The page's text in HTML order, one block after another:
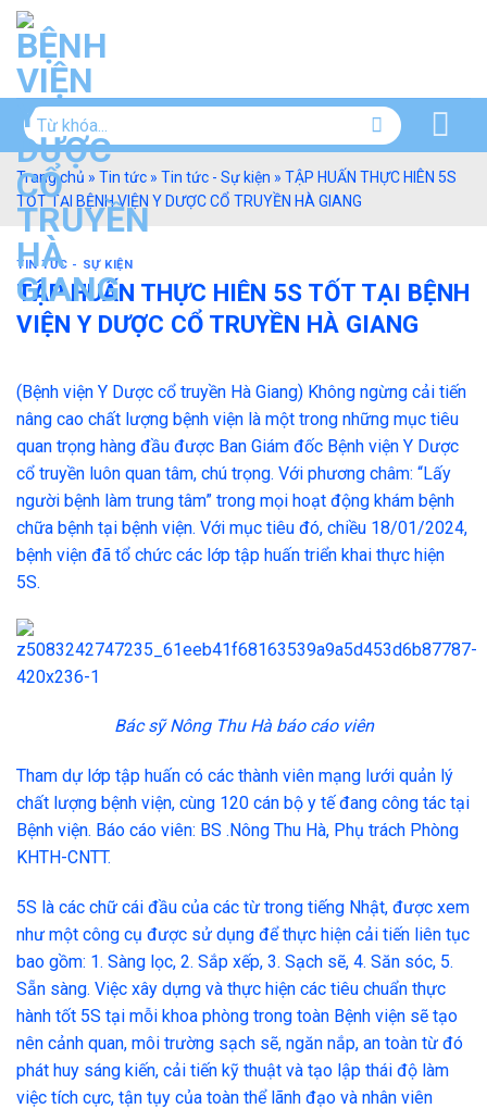
Skip
content
Trang chủ » Tin tức » Tin tức - Sự kiện » TẬP HUẤN THỰC HIÊN 5S
TỐT TẠI BỆNH VIỆN Y DƯỢC CỔ TRUYỀN HÀ GIANG
TIN TỨC - SỰ KIỆN
TẬP HUẤN THỰC HIÊN 5S TỐT TẠI BỆNH
VIỆN Y DƯỢC CỔ TRUYỀN HÀ GIANG
(Bệnh viện Y Dược cổ truyền Hà Giang) Không ngừng cải tiến
nâng cao chất lượng bệnh viện là một trong những mục tiêu
quan trọng hàng đầu được Ban Giám đốc Bệnh viện Y Dược
cổ truyền luôn quan tâm, chú trọng. Với phương châm: “Lấy
người bệnh làm trung tâm” trong mọi hoạt động khám bệnh
chữa bệnh tại bệnh viện. Với mục tiêu đó, chiều 18/01/2024,
bệnh viện đã tổ chức các lớp tập huấn triển khai thực hiện
5S.
Bác sỹ Nông Thu Hà báo cáo viên
Tham dự lớp tập huấn có các thành viên mạng lưới quản lý
chất lượng bệnh viện, cùng 120 cán bộ y tế đang công tác tại
Bệnh viện. Báo cáo viên: BS .Nông Thu Hà, Phụ trách Phòng
KHTH-CNTT.
5S là các chữ cái đầu của các từ trong tiếng Nhật, được xem
như một công cụ được sử dụng để thực hiện cải tiến liên tục
bao gồm: 1. Sàng lọc, 2. Sắp xếp, 3. Sạch sẽ, 4. Săn sóc, 5.
Sẵn sàng. Việc xây dựng và thực hiện các tiêu chuẩn thực
hành tốt 5S tại mỗi khoa phòng trong toàn Bệnh viện sẽ tạo
nên cảnh quan, môi trường sạch sẽ, ngăn nắp, an toàn từ đó
phát huy sáng kiến, cải tiến kỹ thuật và tạo lập thái độ làm
việc tích cực, tận tụy của toàn thể lãnh đạo và nhân viên